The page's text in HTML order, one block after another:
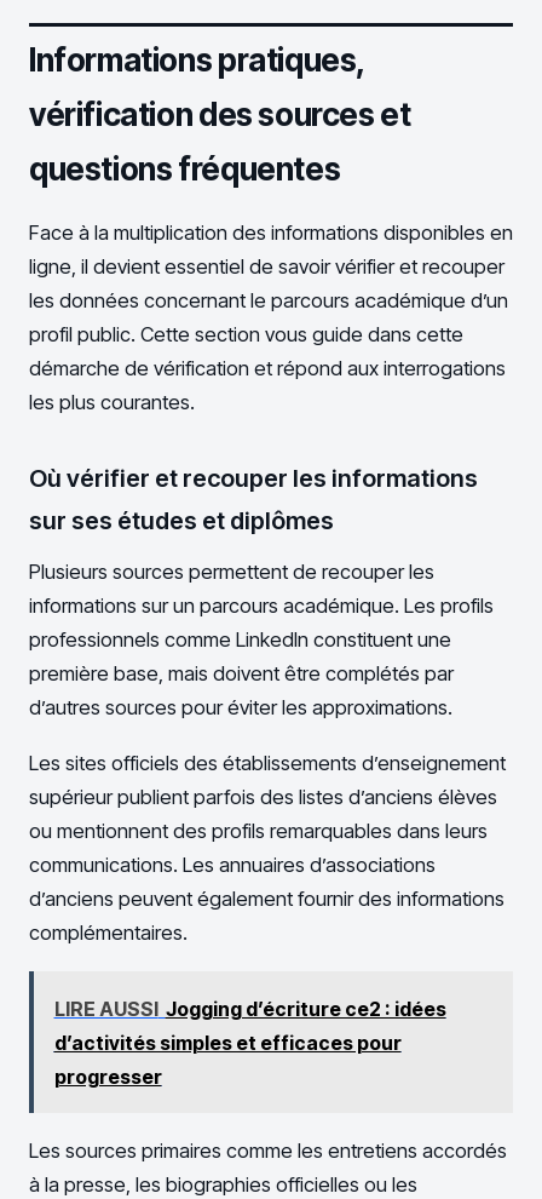
Informations pratiques,
vérification des sources et
questions fréquentes
Face à la multiplication des informations disponibles en
ligne, il devient essentiel de savoir vérifier et recouper
les données concernant le parcours académique d’un
profil public. Cette section vous guide dans cette
démarche de vérification et répond aux interrogations
les plus courantes.
Où vérifier et recouper les informations
sur ses études et diplômes
Plusieurs sources permettent de recouper les
informations sur un parcours académique. Les profils
professionnels comme LinkedIn constituent une
première base, mais doivent être complétés par
d’autres sources pour éviter les approximations.
Les sites officiels des établissements d’enseignement
supérieur publient parfois des listes d’anciens élèves
ou mentionnent des profils remarquables dans leurs
communications. Les annuaires d’associations
d’anciens peuvent également fournir des informations
complémentaires.
LIRE AUSSI Jogging d’écriture ce2 : idées
d’activités simples et efficaces pour
progresser
Les sources primaires comme les entretiens accordés
à la presse, les biographies officielles ou les